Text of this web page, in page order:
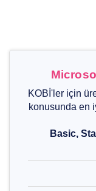
KOBİ'ler için
konusunda en
Basic,